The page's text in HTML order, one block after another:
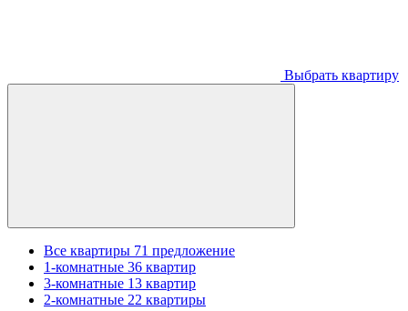
Выбрать квартиру
Все квартиры 71 предложение
1-комнатные 36 квартир
3-комнатные 13 квартир
2-комнатные 22 квартиры